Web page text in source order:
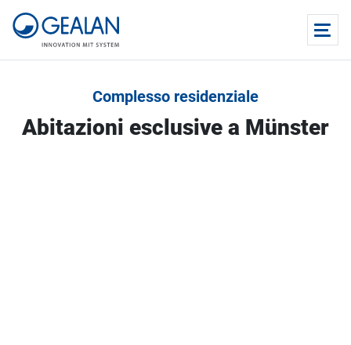
Complesso residenziale
Abitazioni esclusive a Münster